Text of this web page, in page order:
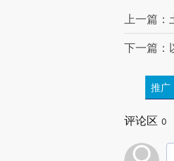
上一篇：
下一篇：
推广
评论区 0